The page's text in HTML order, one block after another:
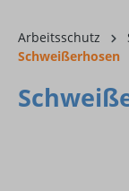
Arbeitsschutz
Schweißerhosen